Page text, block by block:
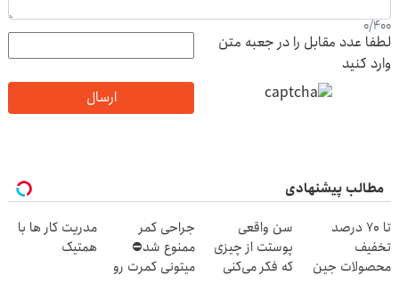
0/400
لطفا عدد مقابل را در جعبه متن
وارد کنید
ارسال
مطالب پیشنهادی
تا 70 درصد
تخفیف
محصولات جین
سن واقعی
پوستت از چیزی
که فکر می‌کنی
جراحی کمر
ممنوع شد⛔
میتونی کمرت رو
مدریت کار ها با
همتیک